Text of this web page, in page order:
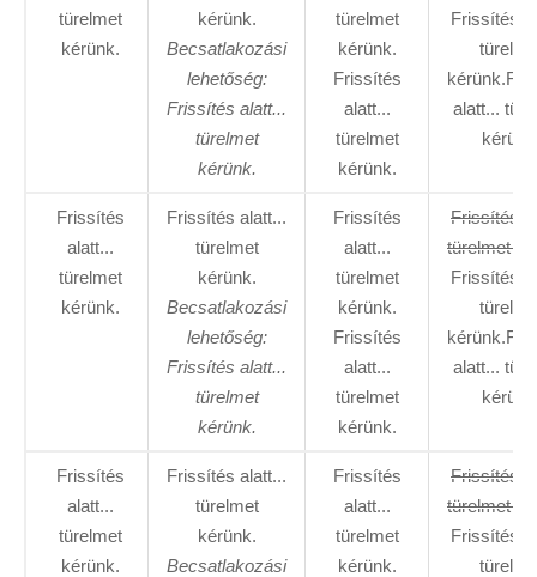
türelmet
kérünk.
kérünk.
Becsatlakozási
lehetőség:
Frissítés alatt...
türelmet
kérünk.
türelmet
kérünk.
Frissítés
alatt...
türelmet
kérünk.
Frissítés
alatt...
Frissítés
alatt...
türelmet
kérünk.
Frissítés alatt...
türelmet
kérünk.
Becsatlakozási
lehetőség:
Frissítés alatt...
türelmet
kérünk.
Frissítés
alatt...
türelmet
kérünk.
Frissítés
alatt...
türelmet
kérünk.
Frissítés
türelmet
Frissítés
alatt...
Frissítés
alatt...
türelmet
kérünk.
Frissítés alatt...
türelmet
kérünk.
Becsatlakozási
Frissítés
alatt...
türelmet
kérünk.
Frissítés
türelmet
Frissítés